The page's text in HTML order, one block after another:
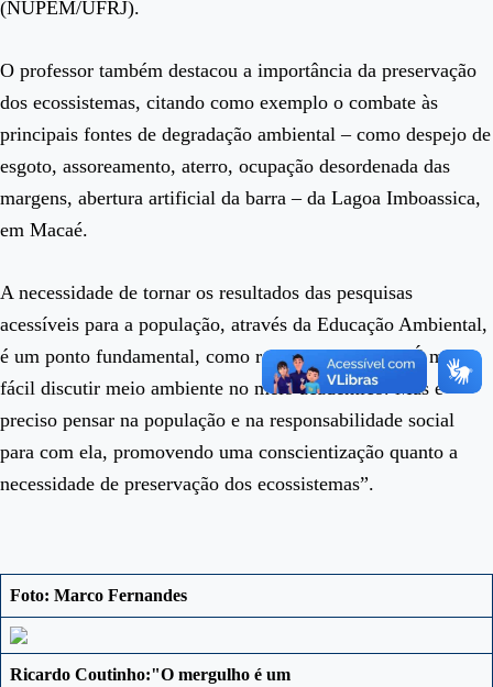
(NUPEM/UFRJ).
O professor também destacou a importância da preservação
dos ecossistemas, citando como exemplo o combate às
principais fontes de degradação ambiental – como despejo de
esgoto, assoreamento, aterro, ocupação desordenada das
margens, abertura artificial da barra – da Lagoa Imboassica,
em Macaé.
A necessidade de tornar os resultados das pesquisas
acessíveis para a população, através da Educação Ambiental,
é um ponto fundamental, como ressaltou Esteves: “É muito
fácil discutir meio ambiente no meio acadêmico. Mas é
preciso pensar na população e na responsabilidade social
para com ela, promovendo uma conscientização quanto a
necessidade de preservação dos ecossistemas”.
Foto: Marco Fernandes
Ricardo Coutinho:"O mergulho é um